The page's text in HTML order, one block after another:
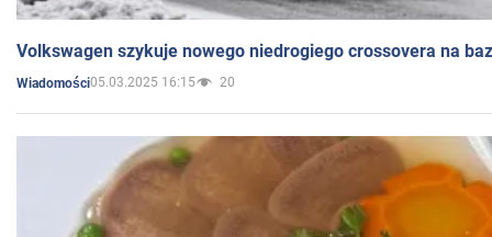
Volkswagen szykuje nowego niedrogiego crossovera na
Wiadomości05.03.2025 16:15 20